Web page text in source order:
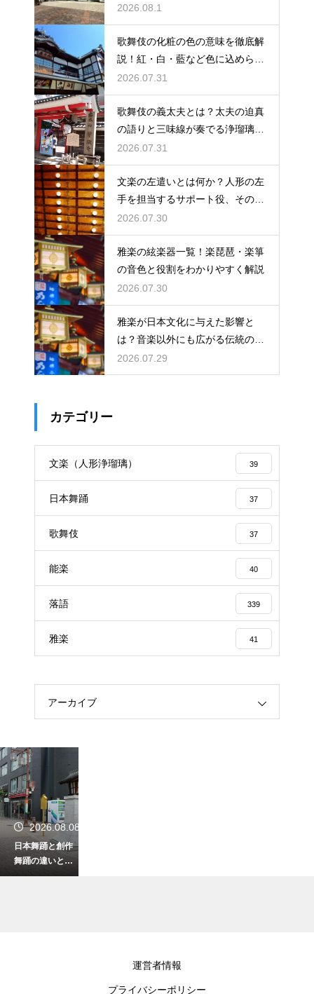
紹介
2026.08.1
歌舞伎の化粧の色の意味を徹底解
説！紅・白・藍など色に込められ
た役柄ごとの象徴とは
2026.07.31
歌舞伎の義太夫とは？太夫の迫真
の語りと三味線が奏でる浄瑠璃の
魅力を解説
2026.07.31
文楽の左遣いとは何か？人形の左
手を担当するサポート役、その役
割と鍛錬を解説
2026.07.30
雅楽の絃楽器一覧！楽琵琶・楽箏
の音色と役割をわかりやすく解説
2026.07.30
雅楽が日本文化に与えた影響と
は？音楽以外にも広がる伝統の足
跡
2026.07.29
カテゴリー
文楽（人形浄瑠璃） 39
日本舞踊 37
歌舞伎 37
能楽 40
落語 339
雅楽 41
アーカイブ
2026.08.08
日本舞踊と創作
舞踊の違いと
は？型に則った
運営者情報
プライバシーポリシー